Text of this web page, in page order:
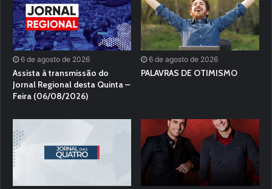
6 de agosto de 2026
Assista à transmissão do
Jornal Regional desta Quinta –
Feira (06/08/2026)
6 de agosto de 2026
PALAVRAS DE OTIMISMO